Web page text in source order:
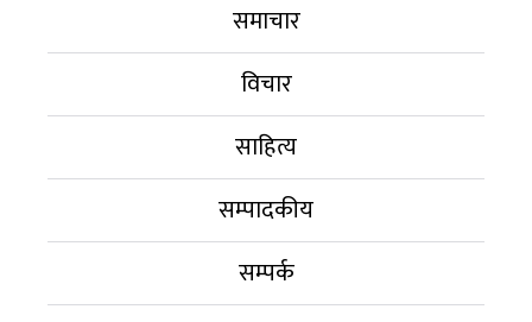
समाचार
विचार
साहित्य
सम्पादकीय
सम्पर्क